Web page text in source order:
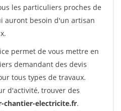
les particuliers proches de
auront besoin d'un artisan
permet de vous mettre en
demandant des devis
tous types de travaux.
d'activité, trouver des
chantier-electricite.fr.